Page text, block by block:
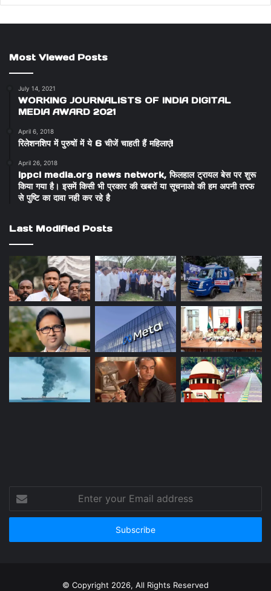
Most Viewed Posts
July 14, 2021
WORKING JOURNALISTS OF INDIA DIGITAL
MEDIA AWARD 2021
April 6, 2018
रिलेशनशिप में पुरुषों में ये 6 चीजें चाहती हैं महिलाएं!
April 26, 2018
ippci media.org news network, फिलहाल ट्रायल बेस पर शुरू
किया गया है। इसमें किसी भी प्रकार की खबरों या सूचनाओ की हम अपनी तरफ
से पुष्टि का दावा नही कर रहे है
Last Modified Posts
your
Email
© Copyright 2026, All Rights Reserved